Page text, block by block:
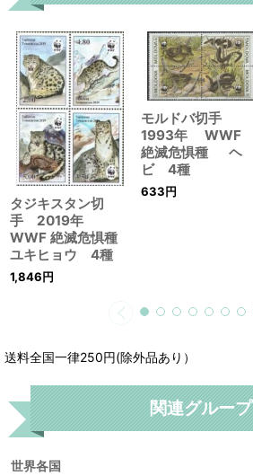
タジキスタン切
手 2019年
WWF 絶滅危惧種
ユキヒョウ 4種
1,846円
モルドバ切手
1993年 WWF
絶滅危惧種 ヘ
ビ 4種
633円
送料全国一律250円(除外品あり）
関連グループ
世界各国